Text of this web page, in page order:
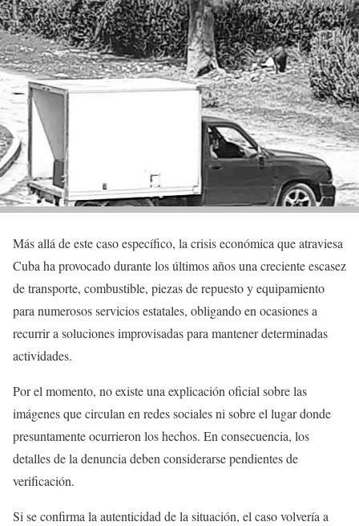
Más allá de este caso específico, la crisis económica que atraviesa
Cuba ha provocado durante los últimos años una creciente escasez
de transporte, combustible, piezas de repuesto y equipamiento
para numerosos servicios estatales, obligando en ocasiones a
recurrir a soluciones improvisadas para mantener determinadas
actividades.
Por el momento, no existe una explicación oficial sobre las
imágenes que circulan en redes sociales ni sobre el lugar donde
presuntamente ocurrieron los hechos. En consecuencia, los
detalles de la denuncia deben considerarse pendientes de
verificación.
Si se confirma la autenticidad de la situación, el caso volvería a